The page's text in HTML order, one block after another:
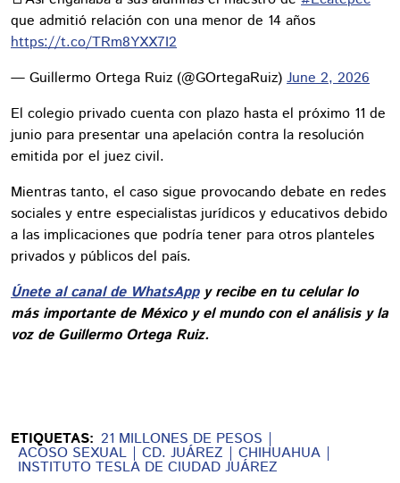
que admitió relación con una menor de 14 años
https://t.co/TRm8YXX7I2
— Guillermo Ortega Ruiz (@GOrtegaRuiz) June 2, 2026
El colegio privado cuenta con plazo hasta el próximo 11 de
junio para presentar una apelación contra la resolución
emitida por el juez civil.
Mientras tanto, el caso sigue provocando debate en redes
sociales y entre especialistas jurídicos y educativos debido
a las implicaciones que podría tener para otros planteles
privados y públicos del país.
Únete al canal de WhatsAppy recibe en tu celular lo
más importante de México y el mundo con el análisis y la
voz de Guillermo Ortega Ruiz.
ETIQUETAS: 21 MILLONES DE PESOS
ACOSO SEXUAL CD. JUÁREZ CHIHUAHUA
INSTITUTO TESLA DE CIUDAD JUÁREZ